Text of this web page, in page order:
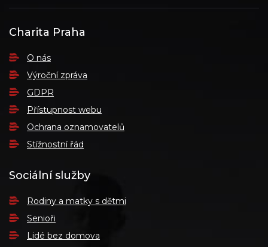
Charita Praha
O nás
Výroční zpráva
GDPR
Přístupnost webu
Ochrana oznamovatelů
Stížnostní řád
Sociální služby
Rodiny a matky s dětmi
Senioři
Lidé bez domova